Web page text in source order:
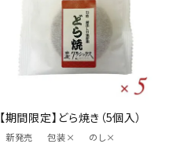
【期間限定】どら焼き（5個入）
新発売 包装×
のし×